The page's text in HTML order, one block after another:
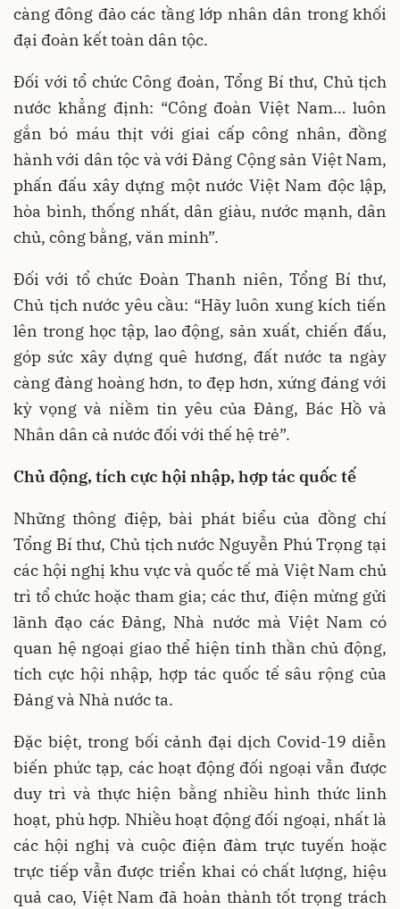
càng đông đảo các tầng lớp nhân dân trong khối
đại đoàn kết toàn dân tộc.
Đối với tổ chức Công đoàn, Tổng Bí thư, Chủ tịch
nước khẳng định: “Công đoàn Việt Nam… luôn
gắn bó máu thịt với giai cấp công nhân, đồng
hành với dân tộc và với Đảng Cộng sản Việt Nam,
phấn đấu xây dựng một nước Việt Nam độc lập,
hòa bình, thống nhất, dân giàu, nước mạnh, dân
chủ, công bằng, văn minh”.
Đối với tổ chức Đoàn Thanh niên, Tổng Bí thư,
Chủ tịch nước yêu cầu: “Hãy luôn xung kích tiến
lên trong học tập, lao động, sản xuất, chiến đấu,
góp sức xây dựng quê hương, đất nước ta ngày
càng đàng hoàng hơn, to đẹp hơn, xứng đáng với
kỳ vọng và niềm tin yêu của Đảng, Bác Hồ và
Nhân dân cả nước đối với thế hệ trẻ”.
Chủ động, tích cực hội nhập, hợp tác quốc tế
Những thông điệp, bài phát biểu của đồng chí
Tổng Bí thư, Chủ tịch nước Nguyễn Phú Trọng tại
các hội nghị khu vực và quốc tế mà Việt Nam chủ
trì tổ chức hoặc tham gia; các thư, điện mừng gửi
lãnh đạo các Đảng, Nhà nước mà Việt Nam có
quan hệ ngoại giao thể hiện tinh thần chủ động,
tích cực hội nhập, hợp tác quốc tế sâu rộng của
Đảng và Nhà nước ta.
Đặc biệt, trong bối cảnh đại dịch Covid-19 diễn
biến phức tạp, các hoạt động đối ngoại vẫn được
duy trì và thực hiện bằng nhiều hình thức linh
hoạt, phù hợp. Nhiều hoạt động đối ngoại, nhất là
các hội nghị và cuộc điện đàm trực tuyến hoặc
trực tiếp vẫn được triển khai có chất lượng, hiệu
quả cao, Việt Nam đã hoàn thành tốt trọng trách